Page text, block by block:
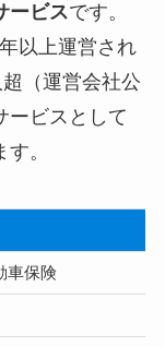
ービスです。
以上運営され
（運営会社公
ービスとして
。
車保険